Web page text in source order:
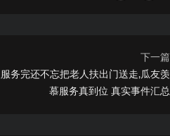
下一篇
务完还不忘把老人扶出门送走,瓜友羡
慕服务真到位 真实事件汇总